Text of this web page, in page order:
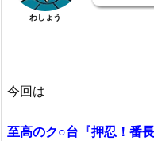
わしょう
今回は
至高のク○台『押忍！番